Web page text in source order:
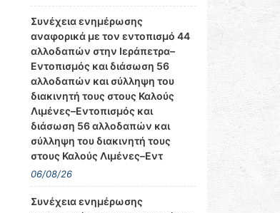
Συνέχεια ενημέρωσης
αναφορικά με τον εντοπισμό 44
αλλοδαπών στην Ιεράπετρα–
Εντοπισμός και διάσωση 56
αλλοδαπών και σύλληψη του
διακινητή τους στους Καλούς
Λιμένες–Εντοπισμός και
διάσωση 56 αλλοδαπών και
σύλληψη του διακινητή τους
στους Καλούς Λιμένες–Εντ
06/08/26
Συνέχεια ενημέρωσης